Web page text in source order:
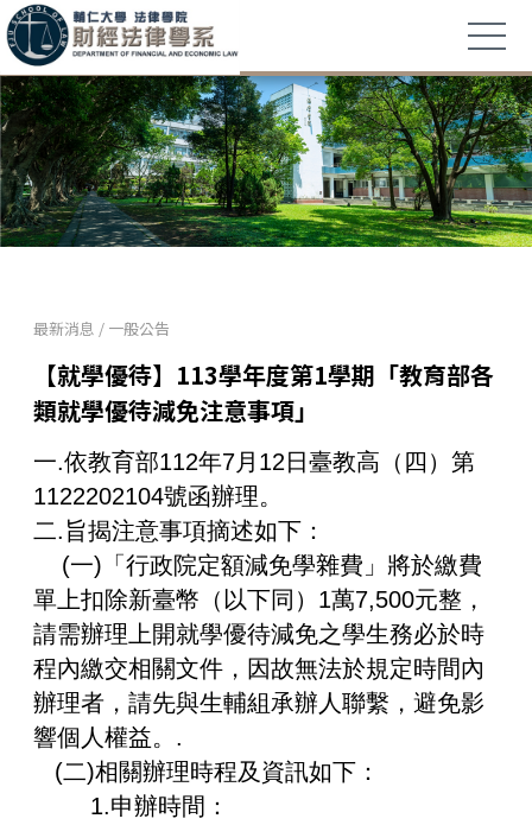
最新消息 / 一般公告
【就學優待】113學年度第1學期「教育部各
類就學優待減免注意事項」
一.依教育部112年7月12日臺教高（四）第
1122202104號函辦理。
二.旨揭注意事項摘述如下：
(一)「行政院定額減免學雜費」將於繳費
單上扣除新臺幣（以下同）1萬7,500元整，
請需辦理上開就學優待減免之學生務必於時
程內繳交相關文件，因故無法於規定時間內
辦理者，請先與生輔組承辦人聯繫，避免影
響個人權益。.
(二)相關辦理時程及資訊如下：
1.申辦時間：